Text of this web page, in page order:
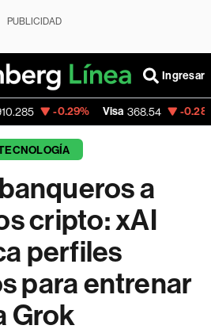
PUBLICIDAD
Ingresar
Visa 368.54 -0.28%
a
cripto: xAI
perfiles
para entrenar
Grok